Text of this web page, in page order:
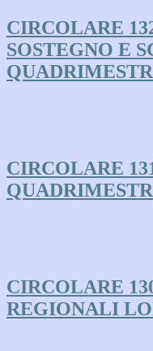
CIRCOLARE
SOSTEGNO E
CIRCOLARE
CIRCOLARE
REGIONALI